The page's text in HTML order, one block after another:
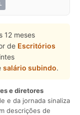
12 meses
de Escritórios
salário subindo.
e diretores
e da jornada sinaliza
descrições de